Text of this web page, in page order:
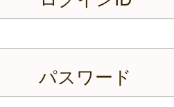
パスワード